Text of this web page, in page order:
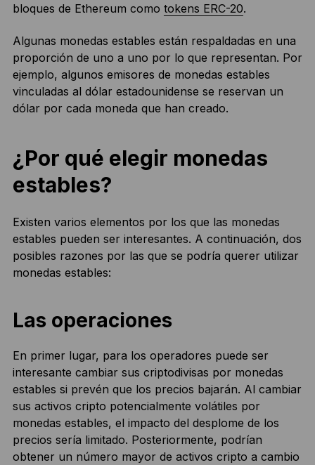
bloques de Ethereum como tokens ERC-20.
Algunas monedas estables están respaldadas en una
proporción de uno a uno por lo que representan. Por
ejemplo, algunos emisores de monedas estables
vinculadas al dólar estadounidense se reservan un
dólar por cada moneda que han creado.
¿Por qué elegir monedas
estables?
Existen varios elementos por los que las monedas
estables pueden ser interesantes. A continuación, dos
posibles razones por las que se podría querer utilizar
monedas estables:
Las operaciones
En primer lugar, para los operadores puede ser
interesante cambiar sus criptodivisas por monedas
estables si prevén que los precios bajarán. Al cambiar
sus activos cripto potencialmente volátiles por
monedas estables, el impacto del desplome de los
precios sería limitado. Posteriormente, podrían
obtener un número mayor de activos cripto a cambio